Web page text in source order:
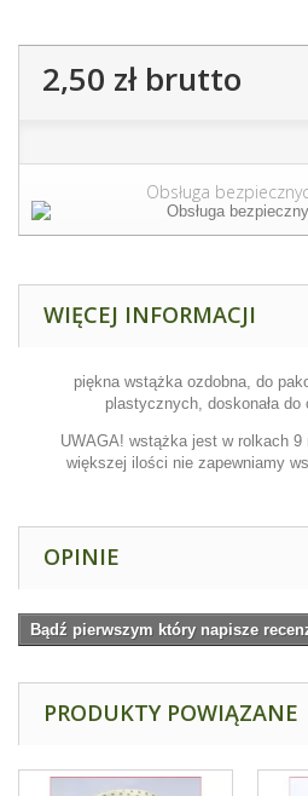
2,50 złbrutto
Obsługa
WIĘCEJ INFORMACJI
piękna wstążka ozdobna, do
plastycznych, doskonała
UWAGA! wstążka jest w rolkach
większej ilości nie zapewniamy
OPINIE
Bądź pierwszym który napisze
PRODUKTY POWIĄZANE